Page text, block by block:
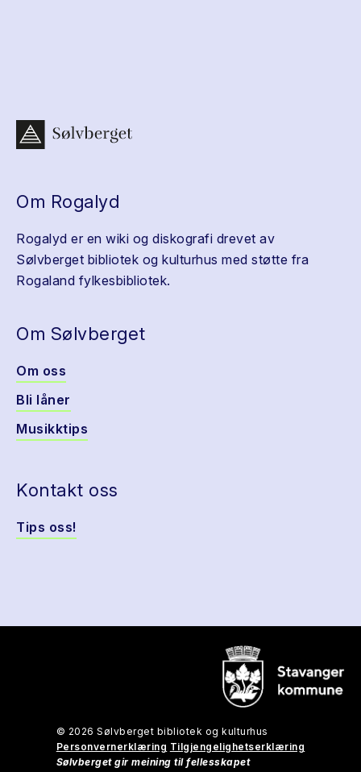
Om Rogalyd
Rogalyd er en wiki og diskografi drevet av
Sølvberget bibliotek og kulturhus med støtte fra
Rogaland fylkesbibliotek.
Om Sølvberget
Om oss
Bli låner
Musikktips
Kontakt oss
Tips oss!
© 2026 Sølvberget bibliotek og kulturhus
Personvernerklæring Tilgjengelighetserklæring
Sølvberget gir meining til fellesskapet